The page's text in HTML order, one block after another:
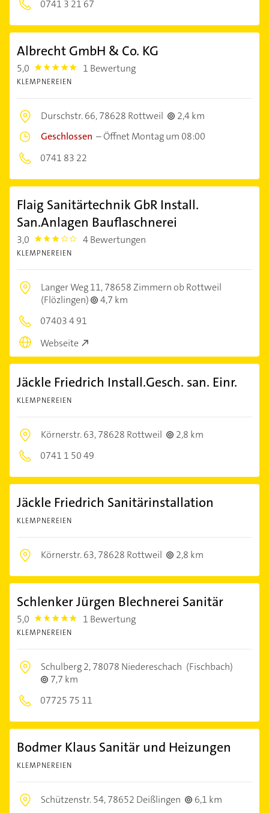
0741 3 21 67
Albrecht GmbH & Co. KG
5,0 5.0 1 Bewertung
KLEMPNEREIEN
Durschstr. 66,78628 Rottweil
2,4 km
Geschlossen –Öffnet Montag um 08:00
0741 83 22
Flaig Sanitärtechnik GbR Install.
San.Anlagen Bauflaschnerei
3,0 3.0 4 Bewertungen
KLEMPNEREIEN
Langer Weg 11,78658 Zimmern ob Rottweil
(Flözlingen)
4,7 km
07403 4 91
Webseite
Jäckle Friedrich Install.Gesch. san. Einr.
KLEMPNEREIEN
Körnerstr. 63,78628 Rottweil
2,8 km
0741 1 50 49
Jäckle Friedrich Sanitärinstallation
KLEMPNEREIEN
Körnerstr. 63,78628 Rottweil 2,8 km
Schlenker Jürgen Blechnerei Sanitär
5,0 5.0 1 Bewertung
KLEMPNEREIEN
Schulberg 2,78078 Niedereschach (Fischbach)
7,7 km
07725 75 11
Bodmer Klaus Sanitär und Heizungen
KLEMPNEREIEN
Schützenstr. 54,78652 Deißlingen 6,1 km